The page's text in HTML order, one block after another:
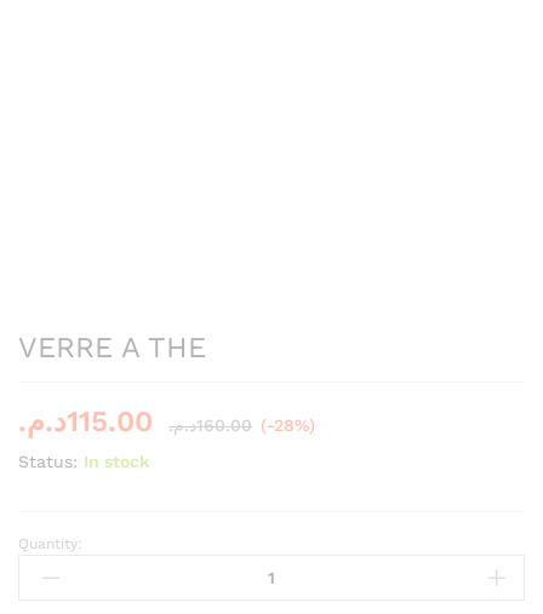
VERRE A THE
115.00د.م. 160.00د.م.
(-28%)
Status: In stock
VERRE
Quantity: